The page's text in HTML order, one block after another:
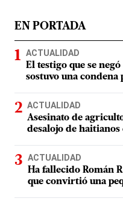
EN PORTADA
ACTUALIDAD
El testigo que se
sostuvo una
ACTUALIDAD
Asesinato de
desalojo de
ACTUALIDAD
Ha fallecido Román
que convirtió una